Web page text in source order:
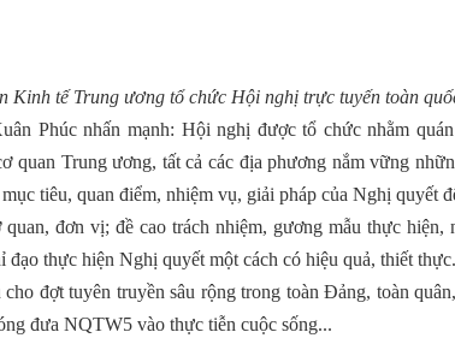
Kinh tế Trung ương tổ chức Hội nghị trực tuyến toàn
Phúc nhấn mạnh: Hội nghị được tổ chức nhằm
quan Trung ương, tất cả các địa phương nắm vững
tiêu, quan điểm, nhiệm vụ, giải pháp của Nghị quyết
đơn vị; đề cao trách nhiệm, gương mẫu thực hiện,
thực hiện Nghị quyết một cách có hiệu quả, thiết
đợt tuyên truyền sâu rộng trong toàn Đảng, toàn
đưa NQTW5 vào thực tiễn cuộc sống...